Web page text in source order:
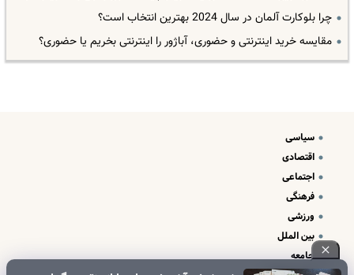
چرا بلوکارت آلمان در سال 2024 بهترین انتخاب است؟
مقایسه خرید اینترنتی و حضوری، آباژور را اینترنتی بخریم یا حضوری؟
سیاسی
اقتصادی
اجتماعی
فرهنگی
ورزشی
بین الملل
جامعه